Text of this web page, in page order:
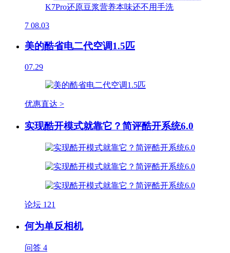
7 08.03
美的酷省电二代空调1.5匹
07.29
优惠直达 >
实现酷开模式就靠它？简评酷开系统6.0
论坛 121
何为单反相机
问答 4